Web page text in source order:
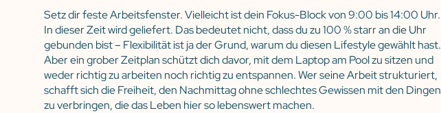
Setz dir feste Arbeitsfenster. Vielleicht ist dein Fokus-Block von 9:00 bis 14:00 Uhr.
In dieser Zeit wird geliefert. Das bedeutet nicht, dass du zu 100 % starr an die Uhr
gebunden bist – Flexibilität ist ja der Grund, warum du diesen Lifestyle gewählt hast.
Aber ein grober Zeitplan schützt dich davor, mit dem Laptop am Pool zu sitzen und
weder richtig zu arbeiten noch richtig zu entspannen. Wer seine Arbeit strukturiert,
schafft sich die Freiheit, den Nachmittag ohne schlechtes Gewissen mit den Dingen
zu verbringen, die das Leben hier so lebenswert machen.